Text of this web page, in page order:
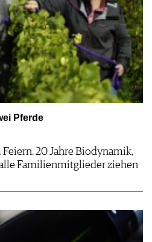
Pferde
Feiern. 20 Jahre Biodynamik,
Familienmitglieder ziehen